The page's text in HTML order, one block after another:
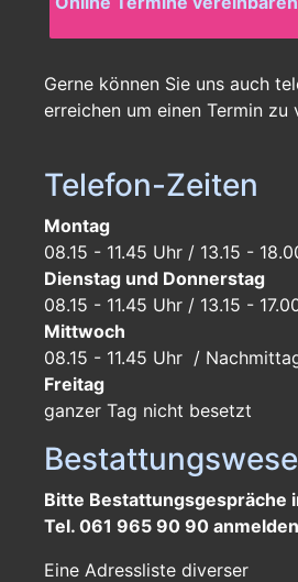
Gerne können Sie uns auch
erreichen um einen Termin zu
Telefon-Zeiten
Montag
08.15 - 11.45 Uhr / 13.15 -
Dienstag und Donnerstag
08.15 - 11.45 Uhr / 13.15 -
Mittwoch
08.15 - 11.45 Uhr /
Freitag
ganzer Tag nicht besetzt
Bitte Bestattungsgespräche
Tel. 061 965 90 90
Eine Adressliste diverser